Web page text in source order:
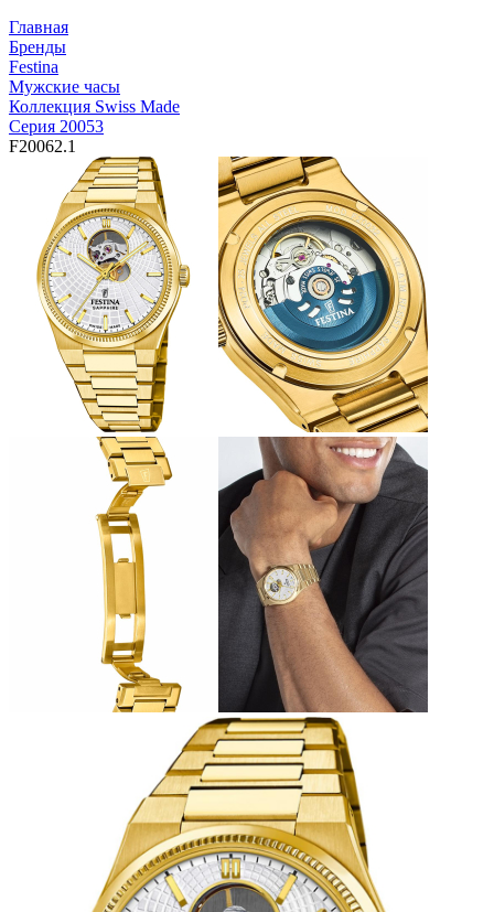
Главная
Бренды
Festina
Мужские часы
Коллекция Swiss Made
Серия 20053
F20062.1